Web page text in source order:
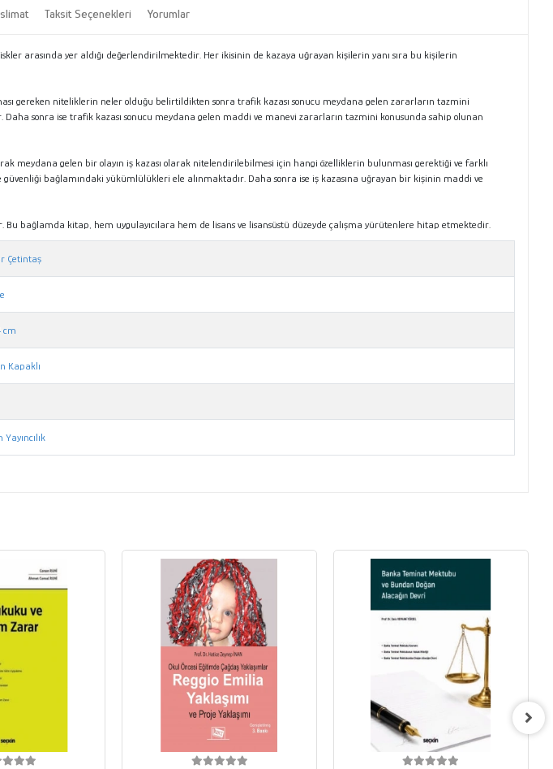
Taksit Seçenekleri Yorumlar
arasında yer aldığı değerlendirilmektedir. Her ikisinin de kazaya uğrayan kişilerin yanı sıra bu kişilerin
gereken niteliklerin neler olduğu belirtildikten sonra trafik kazası sonucu meydana gelen zararların tazmini
sonra ise trafik kazası sonucu meydana gelen maddi ve manevi zararların tazmini konusunda sahip olunan
meydana gelen bir olayın iş kazası olarak nitelendirilebilmesi için hangi özelliklerin bulunması gerektiği ve farklı
bağlamındaki yükümlülükleri ele alınmaktadır. Daha sonra ise iş kazasına uğrayan bir kişinin maddi ve
bağlamda kitap, hem uygulayıcılara hem de lisans ve lisansüstü düzeyde çalışma yürütenlere hitap etmektedir.
Çetintaş
cm
Kapaklı
Yayıncılık